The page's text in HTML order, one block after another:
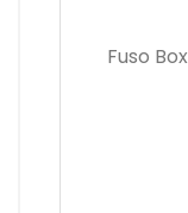
Fuso Box